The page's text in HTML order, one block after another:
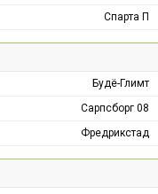
Спарта П
Будё-Глимт
Сарпсборг 08
Фредрикстад